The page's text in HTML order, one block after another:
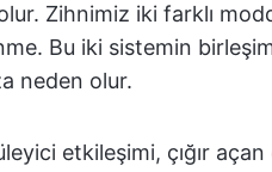
Zihnimiz iki farklı
Bu iki sistemin
neden olur.
etkileşimi, çığır açan